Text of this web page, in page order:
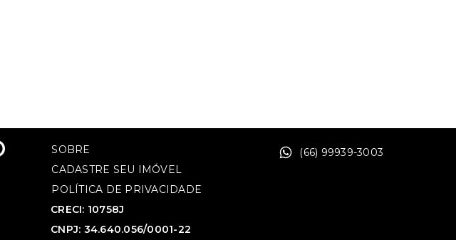
SOBRE
CADASTRE SEU IMÓVEL
POLÍTICA DE PRIVACIDADE
CRECI: 10758J
CNPJ: 34.640.056/0001-22
(66) 99939-3003